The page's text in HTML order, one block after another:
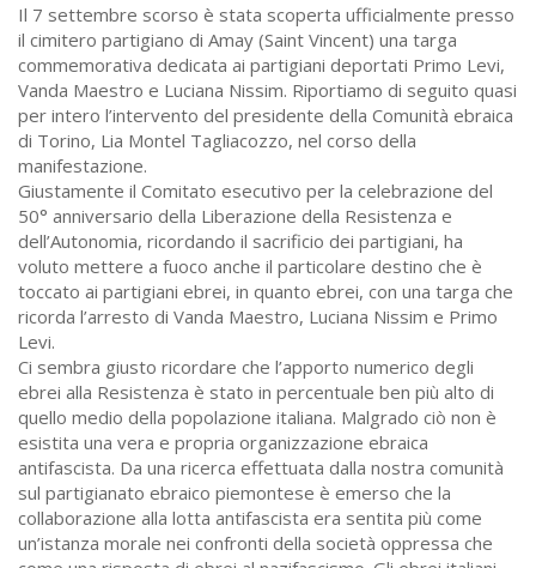
Il 7 settembre scorso è stata scoperta ufficialmente presso
il cimitero partigiano di Amay (Saint Vincent) una targa
commemorativa dedicata ai partigiani deportati Primo Levi,
Vanda Maestro e Luciana Nissim. Riportiamo di seguito quasi
per intero l’intervento del presidente della Comunità ebraica
di Torino, Lia Montel Tagliacozzo, nel corso della
manifestazione.
Giustamente il Comitato esecutivo per la celebrazione del
50° anniversario della Liberazione della Resistenza e
dell’Autonomia, ricordando il sacrificio dei partigiani, ha
voluto mettere a fuoco anche il particolare destino che è
toccato ai partigiani ebrei, in quanto ebrei, con una targa che
ricorda l’arresto di Vanda Maestro, Luciana Nissim e Primo
Levi.
Ci sembra giusto ricordare che l’apporto numerico degli
ebrei alla Resistenza è stato in percentuale ben più alto di
quello medio della popolazione italiana. Malgrado ciò non è
esistita una vera e propria organizzazione ebraica
antifascista. Da una ricerca effettuata dalla nostra comunità
sul partigianato ebraico piemontese è emerso che la
collaborazione alla lotta antifascista era sentita più come
un’istanza morale nei confronti della società oppressa che